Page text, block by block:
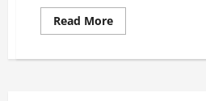
Read MoreRead
more
правильно